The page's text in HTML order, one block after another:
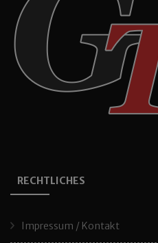
RECHTLICHES
Impressum / Kontakt